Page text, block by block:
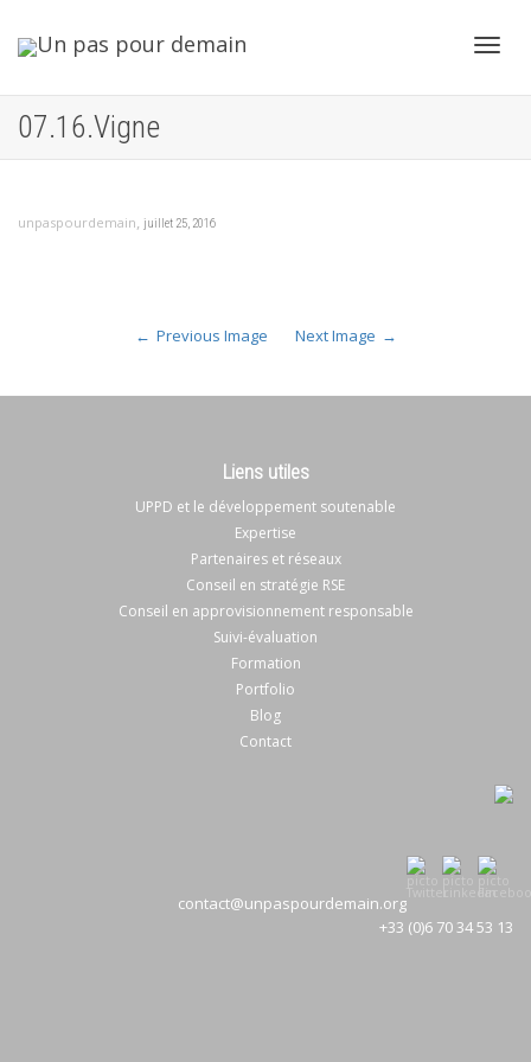
07.16.Vigne
unpaspourdemain, juillet 25, 2016
Previous Image Next Image
Liens utiles
UPPD et le développement soutenable
Expertise
Partenaires et réseaux
Conseil en stratégie RSE
Conseil en approvisionnement responsable
Suivi-évaluation
Formation
Portfolio
Blog
Contact
contact@unpaspourdemain.org
+33 (0)6 70 34 53 13